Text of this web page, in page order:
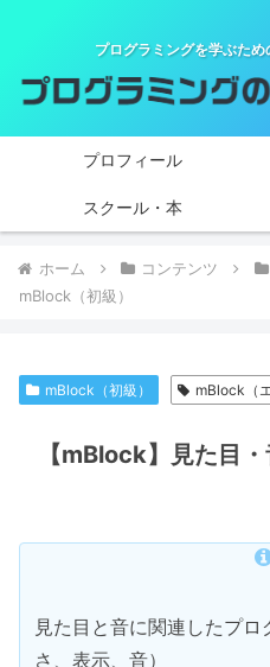
プログラミングを学ぶた
プロフィール
スクール・本
ホーム コンテンツ
mBlock（初級）
mBlock（初級） mBlock（
【mBlock】見た目
見た目と音に関連したプ
さ、表示、音）